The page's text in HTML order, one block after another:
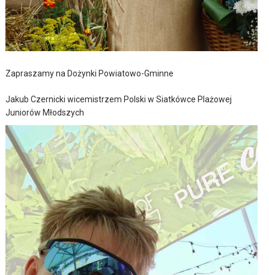
Zapraszamy na Dożynki Powiatowo-Gminne
Jakub Czernicki wicemistrzem Polski w Siatkówce Plażowej
Juniorów Młodszych